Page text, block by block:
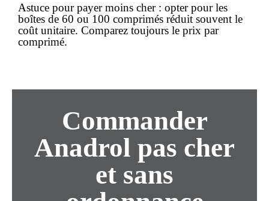
Astuce pour payer moins cher : opter pour les
boîtes de 60 ou 100 comprimés réduit souvent le
coût unitaire. Comparez toujours le prix par
comprimé.
Commander
Anadrol pas cher
et sans